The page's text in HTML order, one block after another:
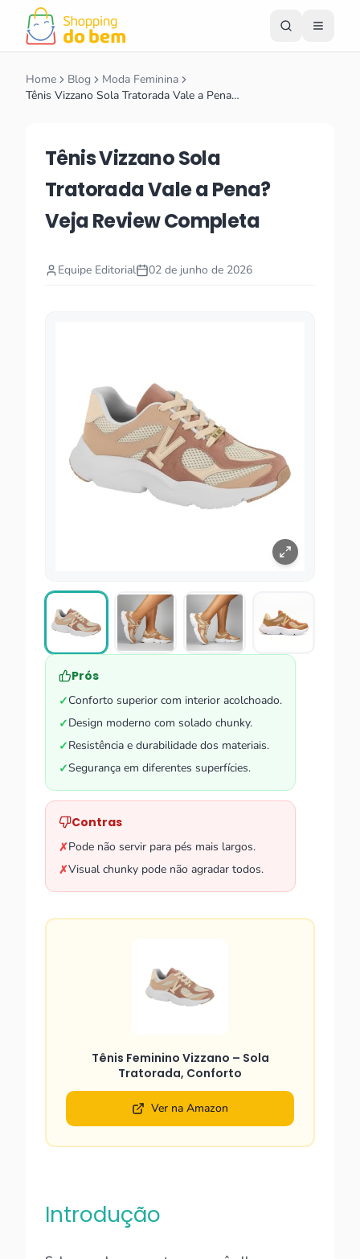
Home Blog
Moda Feminina
Tênis Vizzano Sola Tratorada Vale a Pena…
Tênis Vizzano Sola
Tratorada Vale a Pena?
Veja Review Completa
Equipe Editorial 02 de junho de 2026
Prós
✓Conforto superior com interior acolchoado.
✓Design moderno com solado chunky.
✓Resistência e durabilidade dos materiais.
✓Segurança em diferentes superfícies.
Contras
✗Pode não servir para pés mais largos.
✗Visual chunky pode não agradar todos.
Tênis Feminino Vizzano – Sola
Tratorada, Conforto
Ver na Amazon
Introdução